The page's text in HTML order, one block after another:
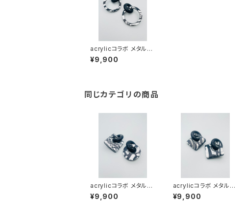
acrylicコラボ メタルシ
リーズ（ブラック系）AM
B-MM24004
¥9,900
同じカテゴリの商品
acrylicコラボ メタルシ
リーズ（ブラック系）AM
B-MM24003
¥9,900
acrylicコラボ メタルシ
リーズ（ブラック系）AM
B-MM24002
¥9,900